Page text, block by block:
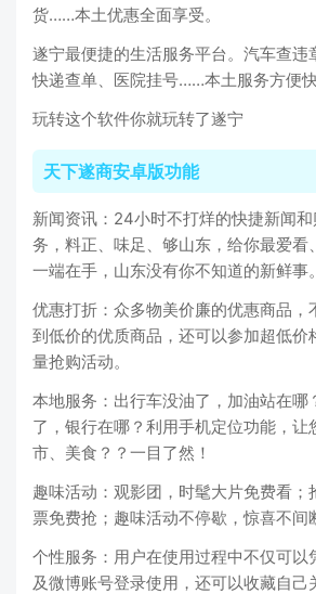
货……本土优惠全面享受。
遂宁最便捷的生活服务平台。汽车查违
快递查单、医院挂号……本土服务方便快
玩转这个软件你就玩转了遂宁
天下遂商安卓版功能
新闻资讯：24小时不打烊的快捷新闻
务，料正、味足、够山东，给你最爱看
一端在手，山东没有你不知道的新鲜事。
优惠打折：众多物美价廉的优惠商品，
到低价的优质商品，还可以参加超低价
量抢购活动。
本地服务：出行车没油了，加油站在哪
了，银行在哪？利用手机定位功能，让
市、美食？？一目了然！
趣味活动：观影团，时髦大片免费看；
票免费抢；趣味活动不停歇，惊喜不间
个性服务：用户在使用过程中不仅可以
及微博账号登录使用，还可以收藏自己